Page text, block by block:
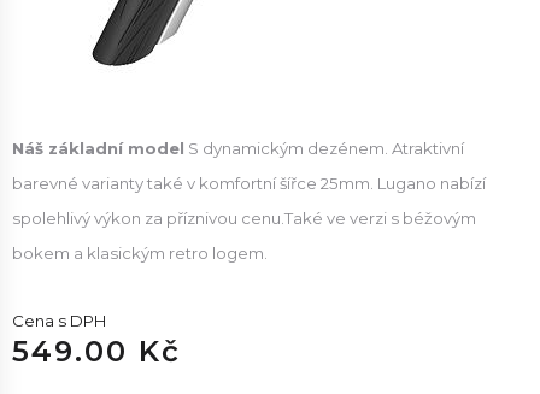
Náš základní model S dynamickým dezénem. Atraktivní
barevné varianty také v komfortní šířce 25mm. Lugano nabízí
spolehlivý výkon za příznivou cenu.Také ve verzi s béžovým
bokem a klasickým retro logem.
Cena s DPH
549.00 Kč